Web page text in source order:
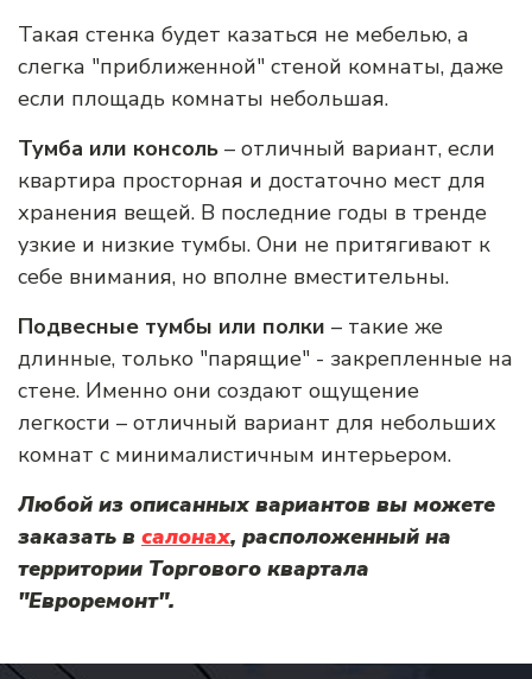
Такая стенка будет казаться не мебелью, а
слегка "приближенной" стеной комнаты, даже
если площадь комнаты небольшая.
Тумба или консоль – отличный вариант, если
квартира просторная и достаточно мест для
хранения вещей. В последние годы в тренде
узкие и низкие тумбы. Они не притягивают к
себе внимания, но вполне вместительны.
Подвесные тумбы или полки – такие же
длинные, только "парящие" - закрепленные на
стене. Именно они создают ощущение
легкости – отличный вариант для небольших
комнат с минималистичным интерьером.
Любой из описанных вариантов вы можете
заказать в салонах, расположенный на
территории Торгового квартала
"Евроремонт".